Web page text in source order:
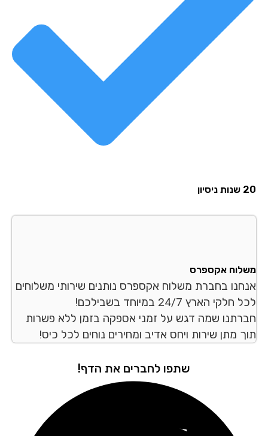
אקספרס
בחברת משלוח אקספרס נותנים שירותי משלוחים
הארץ 24/7 במיוחד בשבילכם!
שמה דגש על זמני אספקה בזמן ללא פשרות
מתן שירות ויחס אדיב ומחירים נוחים לכל כיס!
שתפו לחברים את הדף!